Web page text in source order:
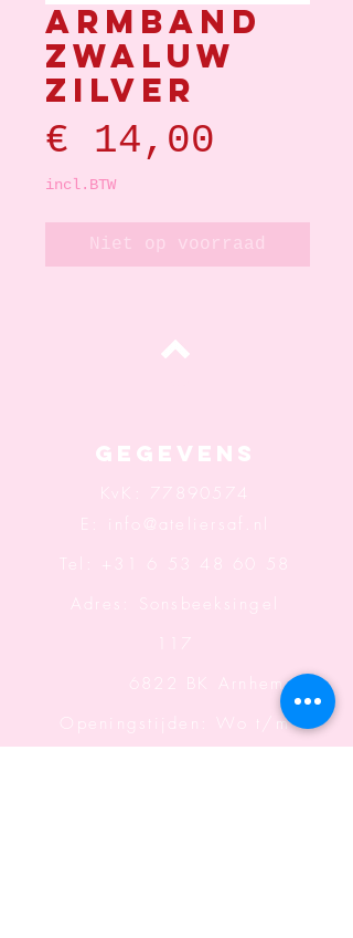
Armband
zwaluw
zilver
€ 14,00
incl.BTW
Niet op voorraad
Gegevens
KvK:
77890574
info@ateliersaf.nl
Tel: +31 6 53 48 60 58
Adres: Sonsbeeksingel
117
6822 BK Arnhem
Openingstijden: Wo t/m